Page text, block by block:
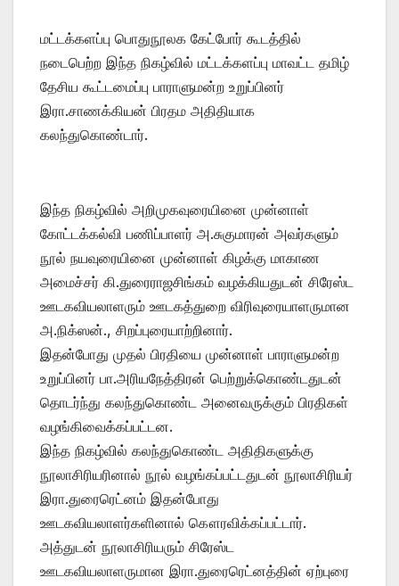
மட்டக்களப்பு பொதுநூலக கேட்போர் கூடத்தில்
நடைபெற்ற இந்த நிகழ்வில் மட்டக்களப்பு மாவட்ட தமிழ்
தேசிய கூட்டமைப்பு பாராளுமன்ற உறுப்பினர்
இரா.சாணக்கியன் பிரதம அதிதியாக
கலந்துகொண்டார்.
இந்த நிகழ்வில் அறிமுகவுரையினை முன்னாள்
கோட்டக்கல்வி பணிப்பாளர் அ.சுகுமாரன் அவர்களும்
நூல் நயவுரையினை முன்னாள் கிழக்கு மாகாண
அமைச்சர் கி.துரைராஜசிங்கம் வழக்கியதுடன் சிரேஸ்ட
ஊடகவியலாளரும் ஊடகத்துறை விரிவுரையாளருமான
அ.நிக்ஸன்., சிறப்புரையாற்றினார்.
இதன்போது முதல் பிரதியை முன்னாள் பாராளுமன்ற
உறுப்பினர் பா.அரியநேத்திரன் பெற்றுக்கொண்டதுடன்
தொடர்ந்து கலந்துகொண்ட அனைவருக்கும் பிரதிகள்
வழங்கிவைக்கப்பட்டன.
இந்த நிகழ்வில் கலந்துகொண்ட அதிதிகளுக்கு
நூலாசிரியரினால் நூல் வழங்கப்பட்டதுடன் நூலாசிரியர்
இரா.துரைரெட்னம் இதன்போது
ஊடகவியலாளர்களினால் கௌரவிக்கப்பட்டார்.
அத்துடன் நூலாசிரியரும் சிரேஸ்ட
ஊடகவியலாளருமான இரா.துரைரெட்னத்தின் ஏற்புரை